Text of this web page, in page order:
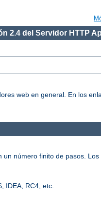
2.4 del Servidor HTTP
web en general. En los
número finito de pasos.
IDEA, RC4, etc.